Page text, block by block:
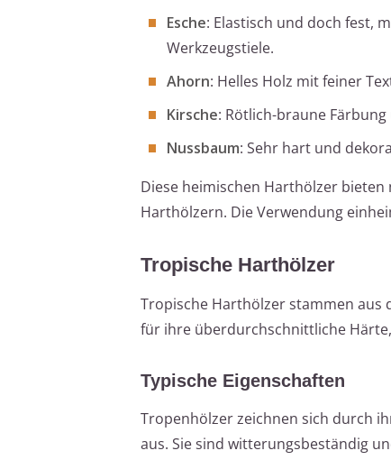
Esche: Elastisch und doch fest,
Werkzeugstiele.
Ahorn: Helles Holz mit feiner
Kirsche: Rötlich-braune
Nussbaum: Sehr hart und
Diese heimischen Harthölzer
Harthölzern. Die Verwendung
Tropische Harthölzer
Tropische Harthölzer stammen aus
für ihre überdurchschnittliche
Typische Eigenschaften
Tropenhölzer zeichnen sich durch
aus. Sie sind witterungsbeständig